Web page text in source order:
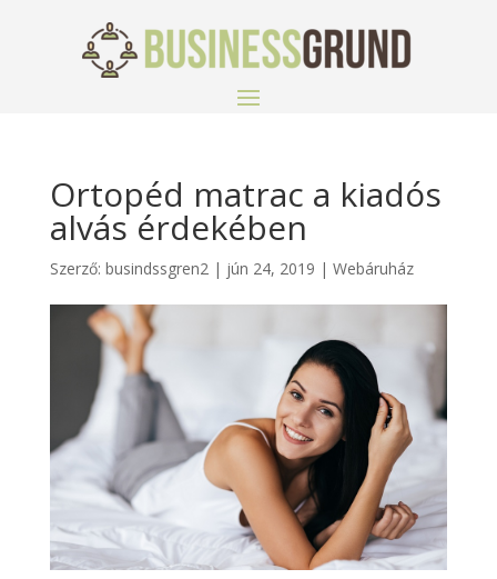
Ortopéd matrac a kiadós
alvás érdekében
Szerző: busindssgren2| jún 24, 2019 | Webáruház